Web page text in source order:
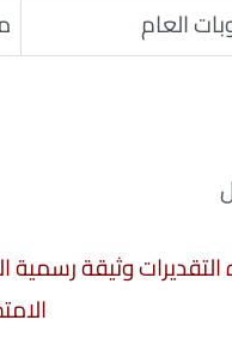
العام
التقديرات وثيقة